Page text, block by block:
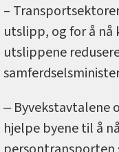
–
utslipp, og for å nå
utslippene
‒ Byvekstavtalene
hjelpe byene til å